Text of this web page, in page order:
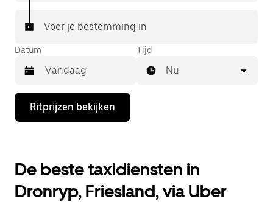
Voer je bestemming in
Datum
Druk
de
de
agenda
te
openen
Tijd
Nu
Ritprijzen bekijken
De beste taxidiensten in
Dronryp, Friesland, via Uber